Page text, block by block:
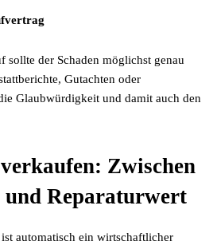
sollte der Schaden möglichst genau
Gutachten oder
Glaubwürdigkeit und damit auch den
Zwischen
und Reparaturwert
automatisch ein wirtschaftlicher